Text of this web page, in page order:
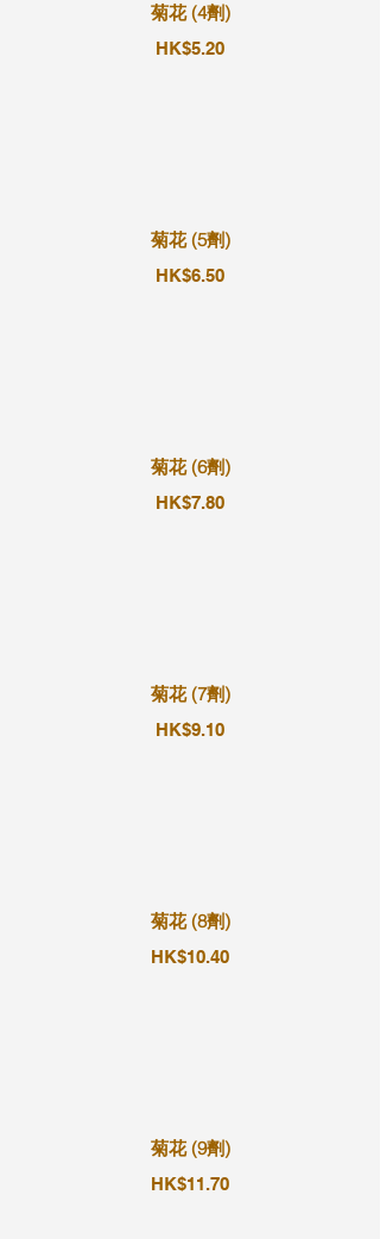
菊花 (4劑)
HK$5.20
菊花 (5劑)
HK$6.50
菊花 (6劑)
HK$7.80
菊花 (7劑)
HK$9.10
菊花 (8劑)
HK$10.40
菊花 (9劑)
HK$11.70